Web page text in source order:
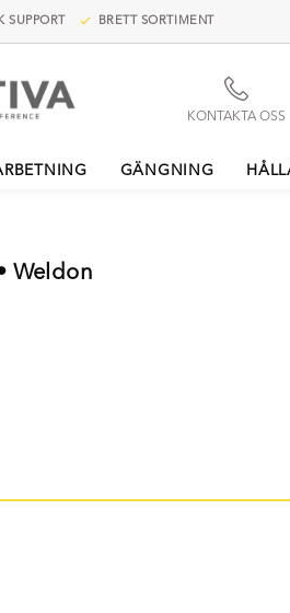
SUPPORT BRETT SORTIMENT
KONTAKTA OSS
GÄNGNING
Weldon